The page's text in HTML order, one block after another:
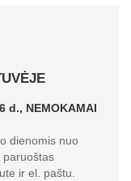
d., NEMOKAMAI
dienomis nuo
paruoštas
ir el. paštu.